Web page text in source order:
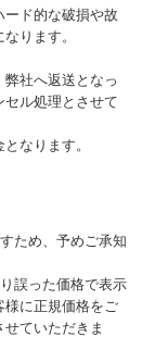
ド的な破損や故
ります。
社へ返送となっ
ル処理とさせて
なります。
ため、予めご承知
誤った価格で表示
様に正規価格をご
ていただきま